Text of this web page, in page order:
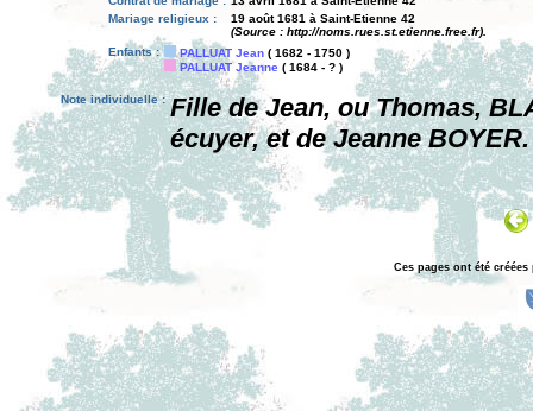
Mariage religieux :
19 août 1681 à Saint-Etienne 42
(Source : http://noms.rues.st.etienne.free.fr).
Enfants :
PALLUAT Jean ( 1682 - 1750 )
PALLUAT Jeanne ( 1684 - ? )
Note individuelle : Fille de Jean, ou Thomas,
écuyer, et de Jeanne BOYER.
Ces pages ont été